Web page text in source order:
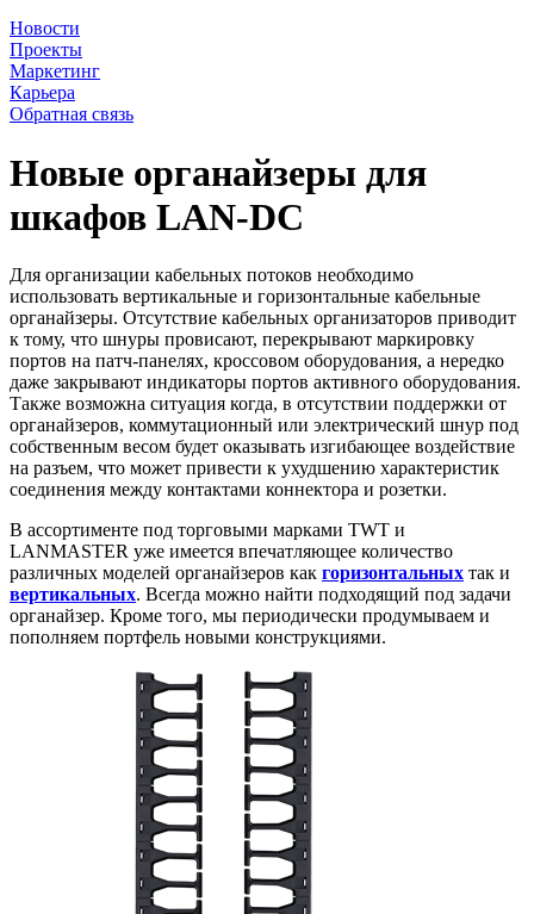
Новости
Проекты
Маркетинг
Карьера
Обратная связь
Новые органайзеры для
шкафов LAN-DC
Для организации кабельных потоков необходимо
использовать вертикальные и горизонтальные кабельные
органайзеры. Отсутствие кабельных организаторов приводит
к тому, что шнуры провисают, перекрывают маркировку
портов на патч-панелях, кроссовом оборудования, а нередко
даже закрывают индикаторы портов активного оборудования.
Также возможна ситуация когда, в отсутствии поддержки от
органайзеров, коммутационный или электрический шнур под
собственным весом будет оказывать изгибающее воздействие
на разъем, что может привести к ухудшению характеристик
соединения между контактами коннектора и розетки.
В ассортименте под торговыми марками TWT и
LANMASTER уже имеется впечатляющее количество
различных моделей органайзеров как горизонтальных так и
вертикальных. Всегда можно найти подходящий под задачи
органайзер. Кроме того, мы периодически продумываем и
пополняем портфель новыми конструкциями.